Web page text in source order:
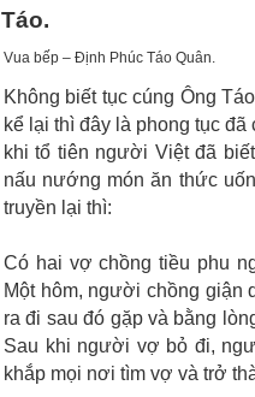
Táo.
Vua bếp – Định Phúc Táo Quân.
Không biết tục cúng Ông
kể lại thì đây là phong tục
khi tổ tiên người Việt đã
nấu nướng món ăn thức
truyền lại thì:
Có hai vợ chồng tiều phu
Một hôm, người chồng giận
ra đi sau đó gặp và bằng
Sau khi người vợ bỏ đi,
khắp mọi nơi tìm vợ và trở